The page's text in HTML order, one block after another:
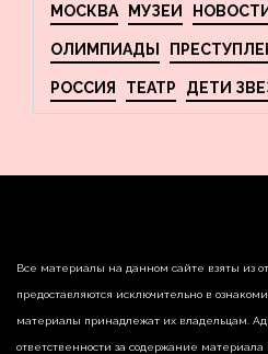
МОСКВА МУЗЕИ НОВОСТИ
ОЛИМПИАДЫ
РОССИЯ ТЕАТР ДЕТИ
Все материалы на данном сайте взяты из
предоставляются исключительно в
материалы принадлежат их владельцам.
ответственности за содержание материала